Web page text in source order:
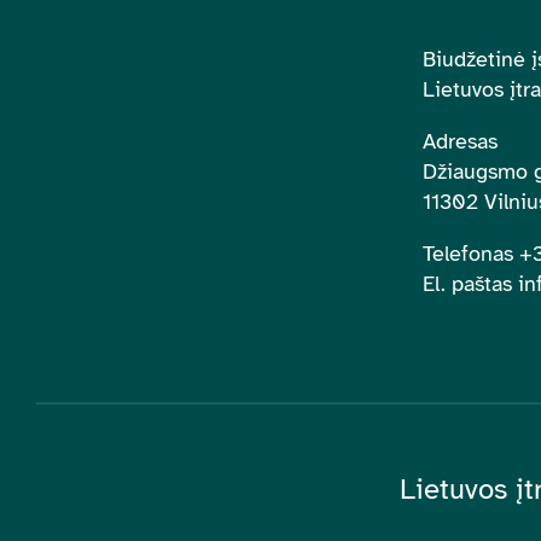
Biudžetinė
Lietuvos
Adresas
Džiaugsmo
11302
Telefonas
El. paštas
Lietuvos